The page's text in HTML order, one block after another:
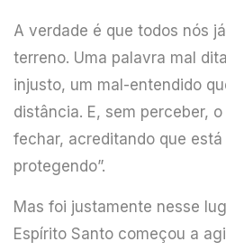
A verdade é que todos nós
terreno. Uma palavra mal
injusto, um mal-entendido
distância. E, sem perceber,
fechar, acreditando que está
protegendo”.
Mas foi justamente nesse
Espírito Santo começou a